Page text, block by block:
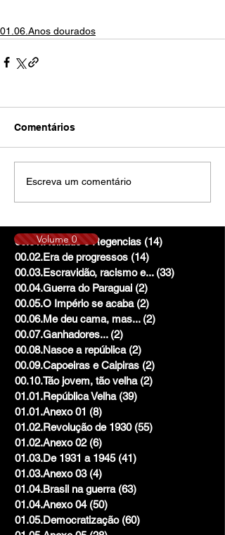
01.06.Anos dourados
Comentários
Escreva um comentário
00.01.Reinado e Regencias (14)
00.02.Era de progressos (14)
00.03.Escravidão, racismo e... (33)
00.04.Guerra do Paraguai (2)
00.05.O Império se acaba (2)
00.06.Me deu cama, mas... (2)
00.07.Ganhadores... (2)
00.08.Nasce a república (2)
00.09.Capoeiras e Caipiras (2)
00.10.Tão jovem, tão velha (2)
01.01.República Velha (39)
01.01.Anexo 01 (8)
01.02.Revolução de 1930 (55)
01.02.Anexo 02 (6)
01.03.De 1931 a 1945 (41)
01.03.Anexo 03 (4)
01.04.Brasil na guerra (63)
01.04.Anexo 04 (50)
01.05.Democratização (60)
Volume 0